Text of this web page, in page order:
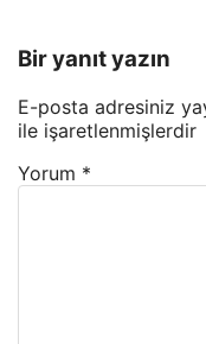
Bir yanıt yazın
E-posta adresiniz
ile işaretlenmişlerdir
Yorum *